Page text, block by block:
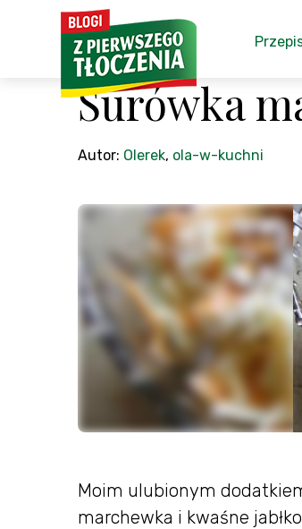
Surówka
Autor: Olerek, ola-w-kuchni
Moim ulubionym
marchewka i kwaśne